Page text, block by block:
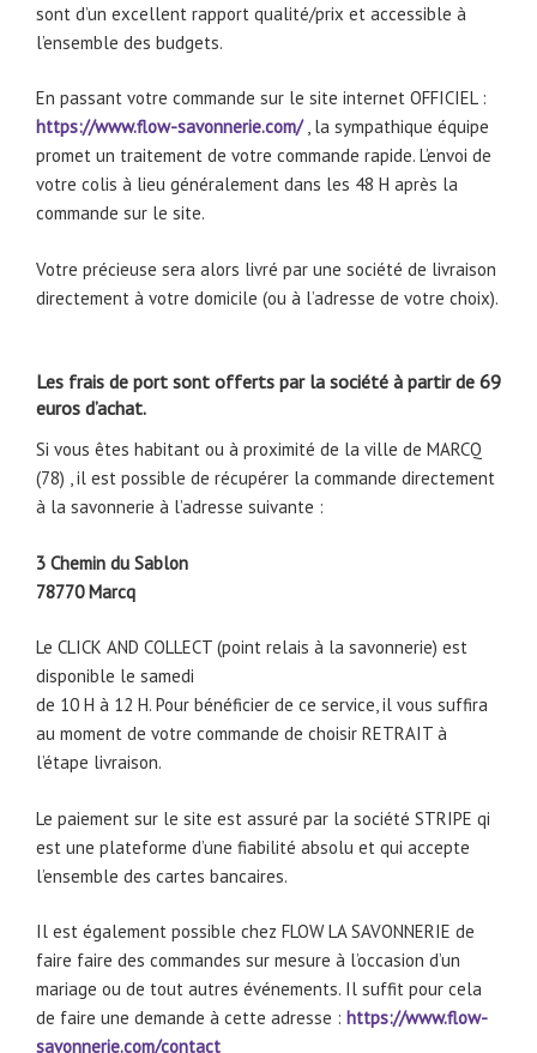
sont d’un excellent rapport qualité/prix et accessible à
l’ensemble des budgets.
En passant votre commande sur le site internet OFFICIEL :
https://www.flow-savonnerie.com/ , la sympathique équipe
promet un traitement de votre commande rapide. L’envoi de
votre colis à lieu généralement dans les 48 H après la
commande sur le site.
Votre précieuse sera alors livré par une société de livraison
directement à votre domicile (ou à l’adresse de votre choix).
Les frais de port sont offerts par la société à partir de 69
euros d’achat.
Si vous êtes habitant ou à proximité de la ville de MARCQ
(78) , il est possible de récupérer la commande directement
à la savonnerie à l’adresse suivante :
3 Chemin du Sablon
78770 Marcq
Le CLICK AND COLLECT (point relais à la savonnerie) est
disponible le samedi
de 10 H à 12 H. Pour bénéficier de ce service, il vous suffira
au moment de votre commande de choisir RETRAIT à
l’étape livraison.
Le paiement sur le site est assuré par la société STRIPE qi
est une plateforme d’une fiabilité absolu et qui accepte
l’ensemble des cartes bancaires.
Il est également possible chez FLOW LA SAVONNERIE de
faire faire des commandes sur mesure à l’occasion d’un
mariage ou de tout autres événements. Il suffit pour cela
de faire une demande à cette adresse : https://www.flow-
savonnerie.com/contact